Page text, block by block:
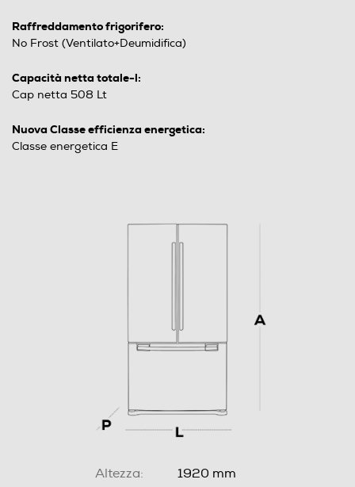
Raffreddamento frigorifero:
No Frost (Ventilato+Deumidifica)
Capacità netta totale-l:
Cap netta 508 Lt
Nuova Classe efficienza energetica:
Classe energetica E
Altezza: 1920 mm